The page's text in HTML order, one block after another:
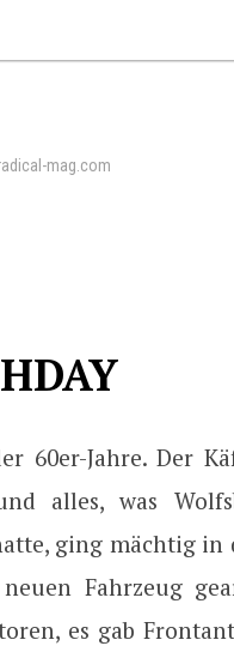
mag.com
60er-Jahre. Der
alles, was
ging mächtig in
Fahrzeug
es gab